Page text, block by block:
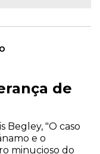
de
Begley, "O caso
e o
minucioso do